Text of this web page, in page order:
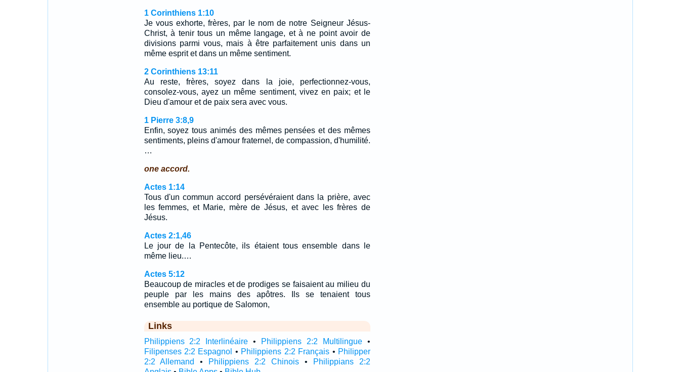
1 Corinthiens 1:10
Je vous exhorte, frères, par le nom de notre Seigneur Jésus-
Christ, à tenir tous un même langage, et à ne point avoir de
divisions parmi vous, mais à être parfaitement unis dans un
même esprit et dans un même sentiment.
2 Corinthiens 13:11
Au reste, frères, soyez dans la joie, perfectionnez-vous,
consolez-vous, ayez un même sentiment, vivez en paix; et le
Dieu d'amour et de paix sera avec vous.
1 Pierre 3:8,9
Enfin, soyez tous animés des mêmes pensées et des mêmes
sentiments, pleins d'amour fraternel, de compassion, d'humilité.
…
one accord.
Actes 1:14
Tous d'un commun accord persévéraient dans la prière, avec
les femmes, et Marie, mère de Jésus, et avec les frères de
Jésus.
Actes 2:1,46
Le jour de la Pentecôte, ils étaient tous ensemble dans le
même lieu.…
Actes 5:12
Beaucoup de miracles et de prodiges se faisaient au milieu du
peuple par les mains des apôtres. Ils se tenaient tous
ensemble au portique de Salomon,
Links
Philippiens 2:2 Interlinéaire • Philippiens 2:2 Multilingue •
Filipenses 2:2 Espagnol • Philippiens 2:2 Français • Philipper
2:2 Allemand
• Philippiens 2:2 Chinois •
Philippians 2:2